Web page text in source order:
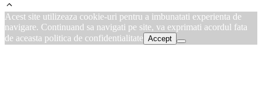
Acest site utilizeaza cookie-uri pentru a imbunatati experienta de
navigare. Continuand sa navigati pe site, va exprimati acordul fata
de aceasta politica de confidentialitate Accept